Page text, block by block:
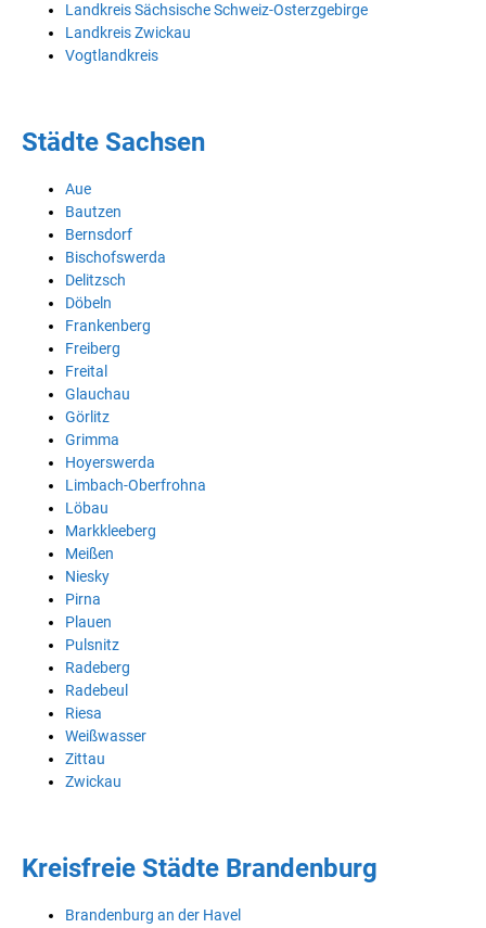
Landkreis Sächsische Schweiz-Osterzgebirge
Landkreis Zwickau
Vogtlandkreis
Städte Sachsen
Aue
Bautzen
Bernsdorf
Bischofswerda
Delitzsch
Döbeln
Frankenberg
Freiberg
Freital
Glauchau
Görlitz
Grimma
Hoyerswerda
Limbach-Oberfrohna
Löbau
Markkleeberg
Meißen
Niesky
Pirna
Plauen
Pulsnitz
Radeberg
Radebeul
Riesa
Weißwasser
Zittau
Zwickau
Kreisfreie Städte Brandenburg
Brandenburg an der Havel